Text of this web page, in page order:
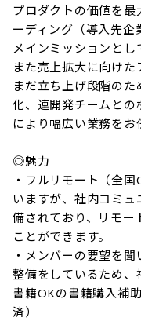
プロダクトの価値を
ーディング（導入先企
メインミッションとし
また売上拡大に向け
まだ立ち上げ段階の
化、連開発チームとの
により幅広い業務をお
◎魅力
・フルリモート（全
いますが、社内コミ
備されており、リモー
ことができます。
・メンバーの要望を
整備をしているため、
書籍OKの書籍購入補
済）